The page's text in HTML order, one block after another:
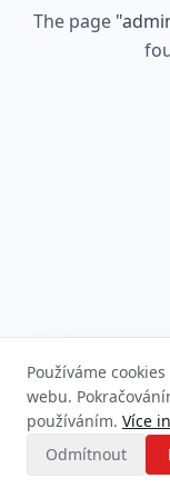
The page "
Používáme
webu.
používáním. Více
Odmítnout